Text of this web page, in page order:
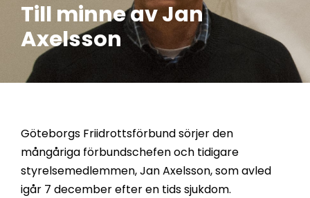
Till minne av Jan
Axelsson
Göteborgs Friidrottsförbund sörjer den
mångåriga förbundschefen och tidigare
styrelsemedlemmen, Jan Axelsson, som avled
igår 7 december efter en tids sjukdom.